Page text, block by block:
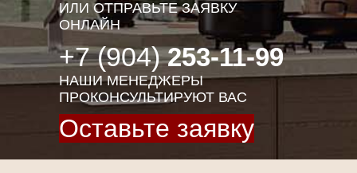
ИЛИ ОТПРАВЬТЕ ЗАЯВКУ
ОНЛАЙН
+7 (904)253-11-99
НАШИ МЕНЕДЖЕРЫ
ПРОКОНСУЛЬТИРУЮТ ВАС
Оставьте заявку